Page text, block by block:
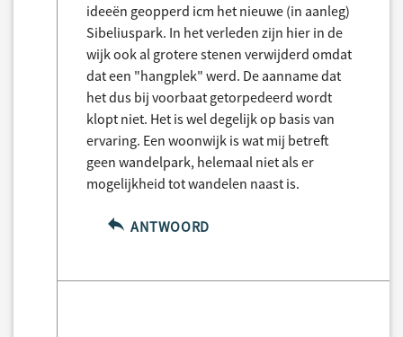
ideeën geopperd icm het nieuwe (in aanleg)
Sibeliuspark. In het verleden zijn hier in de
wijk ook al grotere stenen verwijderd omdat
dat een "hangplek" werd. De aanname dat
het dus bij voorbaat getorpedeerd wordt
klopt niet. Het is wel degelijk op basis van
ervaring. Een woonwijk is wat mij betreft
geen wandelpark, helemaal niet als er
mogelijkheid tot wandelen naast is.
ANTWOORD